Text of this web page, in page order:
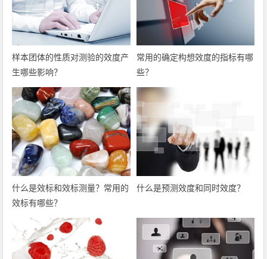
样本团体的性质对测验的效度产
生哪些影响？
常用的确定构想效度的指标有哪
些？
什么是效标和效标测量？常用的
效标有哪些？
什么是预测效度和同时效度？